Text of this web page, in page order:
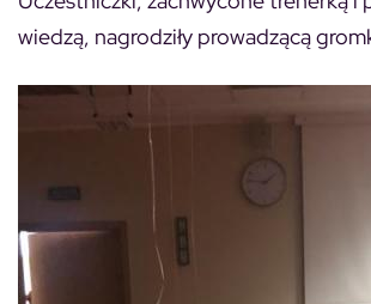
wiedzą, nagrodziły prowadzącą